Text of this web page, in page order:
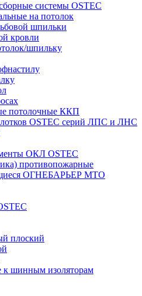
системы OSTEC
на потолок
шпильки
кровли
шпильку
потолочные ККП
лотков OSTEC серий ЛПС и ЛНС
ОКЛ OSTEC
противопожарные
ОГНЕБАРЬЕР МТО
плоский
шинным изоляторам